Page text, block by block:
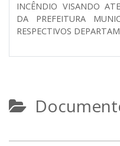
INCÊNDIO VISANDO
DA PREFEITURA
RESPECTIVOS